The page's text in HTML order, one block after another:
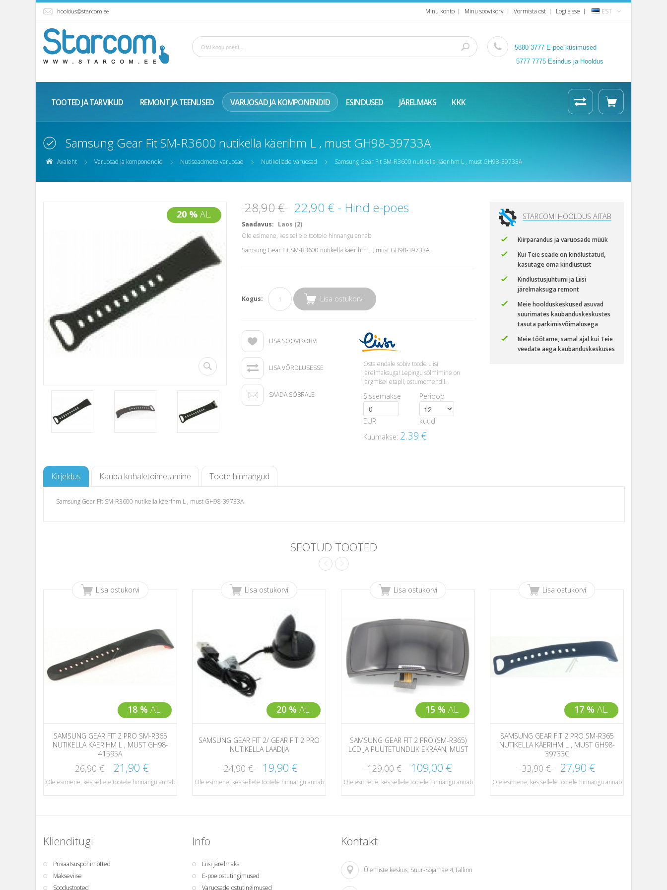
hooldus@starcom.ee Minu konto Minu soovikorv Vormista ost Logi sisse EST
5880 3777 E-poe küsimused
5777 7775 Esindus ja Hooldus
TOOTED JA TARVIKUD REMONT JA TEENUSED VARUOSAD JA KOMPONENDID ESINDUSED JÄRELMAKS KKK
Samsung Gear Fit SM-R3600 nutikella käerihm L , must GH98-39733A
Avaleht Varuosad ja komponendid Nutiseadmete varuosad Nutikellade varuosad Samsung Gear Fit SM-R3600 nutikella käerihm L , must GH98-39733A
20 % AL. 28,90 € 22,90 € - Hind e-poes
Saadavus: Laos (2)
Ole esimene, kes sellele tootele hinnangu annab
Samsung Gear Fit SM-R3600 nutikella käerihm L , must GH98-39733A
Kogus: Lisa ostukorvi
LISA SOOVIKORVI
LISA VÕRDLUSESSE
SAADA SÕBRALE
Osta endale sobiv toode Liisi
järelmaksuga! Lepingu sõlmimine on
järgmisel etapil, ostumomendil.
Sissemakse
EUR
Periood
kuud
Kuumakse: 2.39 €
STARCOMI HOOLDUS AITAB
Kiirparandus ja varuosade müük
Kui Teie seade on kindlustatud,
kasutage oma kindlustust
Kindlustusjuhtumi ja Liisi
järelmaksuga remont
Meie hoolduskeskused asuvad
suurimates kaubanduskeskustes
tasuta parkimisvõimalusega
Meie töötame, samal ajal kui Teie
veedate aega kaubanduskeskuses
Kirjeldus Kauba kohaletoimetamine Toote hinnangud
Samsung Gear Fit SM-R3600 nutikella käerihm L , must GH98-39733A
SEOTUD TOOTED
18 % AL.
Lisa ostukorvi
SAMSUNG GEAR FIT 2 PRO SM-R365
NUTIKELLA KÄERIHM L , MUST GH98-
41595A
26,90 € 21,90 €
Ole esimene, kes sellele tootele hinnangu annab
20 % AL.
Lisa ostukorvi
SAMSUNG GEAR FIT 2/ GEAR FIT 2 PRO
NUTIKELLA LAADIJA
24,90 € 19,90 €
Ole esimene, kes sellele tootele hinnangu annab
15 % AL.
Lisa ostukorvi
SAMSUNG GEAR FIT 2 PRO (SM-R365)
LCD JA PUUTETUNDLIK EKRAAN, MUST
129,00 € 109,00 €
Ole esimene, kes sellele tootele hinnangu annab
17 % AL.
Lisa ostukorvi
SAMSUNG GEAR FIT 2 PRO SM-R365
NUTIKELLA KÄERIHM L , MUST GH98-
39733C
33,90 € 27,90 €
Ole esimene, kes sellele tootele hinnangu annab
Klienditugi
Privaatsuspõhimõtted
Makseviise
Soodustooted
Info
Liisi järelmaks
E-poe ostutingimused
Varuosade ostutingimused
Kontakt
Ülemiste keskus, Suur-Sõjamäe 4,Tallinn